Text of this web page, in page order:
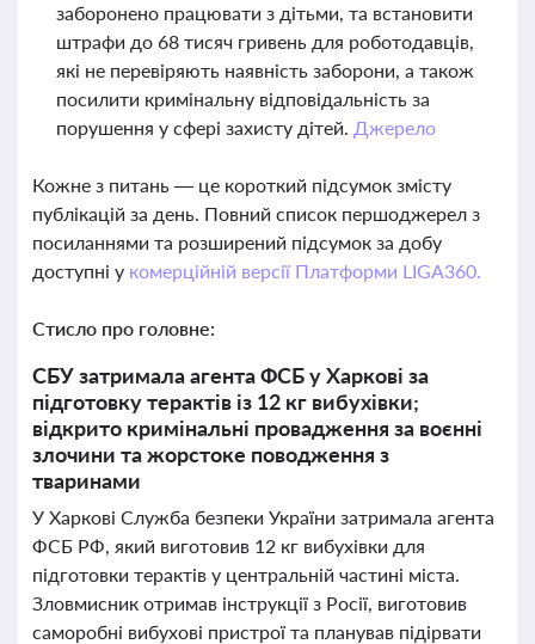
заборонено працювати з дітьми, та встановити
штрафи до 68 тисяч гривень для роботодавців,
які не перевіряють наявність заборони, а також
посилити кримінальну відповідальність за
порушення у сфері захисту дітей. Джерело
Кожне з питань — це короткий підсумок змісту
публікацій за день. Повний список першоджерел з
посиланнями та розширений підсумок за добу
доступні у комерційній версії Платформи LIGA360.
Стисло про головне:
СБУ затримала агента ФСБ у Харкові за
підготовку терактів із 12 кг вибухівки;
відкрито кримінальні провадження за воєнні
злочини та жорстоке поводження з
тваринами
У Харкові Служба безпеки України затримала агента
ФСБ РФ, який виготовив 12 кг вибухівки для
підготовки терактів у центральній частині міста.
Зловмисник отримав інструкції з Росії, виготовив
саморобні вибухові пристрої та планував підірвати